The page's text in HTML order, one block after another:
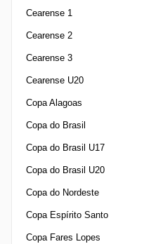
Cearense 1
Cearense 2
Cearense 3
Cearense U20
Copa Alagoas
Copa do Brasil
Copa do Brasil U17
Copa do Brasil U20
Copa do Nordeste
Copa Espírito Santo
Copa Fares Lopes